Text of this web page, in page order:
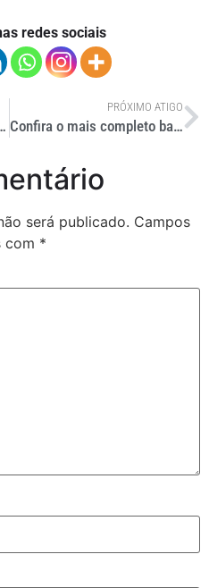
redes sociais
K na Alemanha
PRÓXIMO ATIGO
Confira o mais completo balanço da indústria do transporte
será publicado. Campos
com *